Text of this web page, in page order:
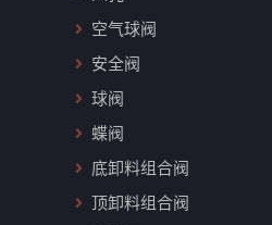
空气球阀
安全阀
球阀
蝶阀
底卸料组合阀
顶卸料组合阀